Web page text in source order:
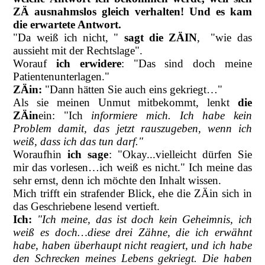
ZÄ ausnahmslos gleich verhalten! Und es kam
die erwartete Antwort.
"Da weiß ich nicht, " sagt die ZÄIN, "wie das
aussieht mit der Rechtslage".
Woraufich erwidere: "Das sind doch meine
Patientenunterlagen."
ZÄin: "Dann hätten Sie auch eins gekriegt…"
Als sie meinen Unmut mitbekommt, lenkt die
ZÄinein: "Ich informiere mich. Ich habe kein
Problem damit, das jetzt rauszugeben, wenn ich
weiß, dass ich das tun darf."
Woraufhinich sage: "Okay...vielleicht dürfen Sie
mir das vorlesen…ich weiß es nicht." Ich meine das
sehr ernst, denn ich möchte den Inhalt wissen.
Mich trifft ein strafender Blick, ehe die ZÄin sich in
das Geschriebene lesend vertieft.
Ich: "Ich meine, das ist doch kein Geheimnis, ich
weiß es doch…diese drei Zähne, die ich erwähnt
habe, haben überhaupt nicht reagiert, und ich habe
den Schrecken meines Lebens gekriegt. Die haben